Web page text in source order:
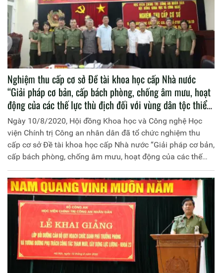
Nghiệm thu cấp cơ sở Đề tài khoa học cấp Nhà nước
“Giải pháp cơ bản, cấp bách phòng, chống âm mưu, hoạt
động của các thế lực thù địch đối với vùng dân tộc thiểu
số và miền núi nước ta hiện nay”
Ngày 10/8/2020, Hội đồng Khoa học và Công nghệ Học
viện Chính trị Công an nhân dân đã tổ chức nghiệm thu
cấp cơ sở Đề tài khoa học cấp Nhà nước “Giải pháp cơ bản,
cấp bách phòng, chống âm mưu, hoạt động của các thế
lực thù địch đối với vùng dân tộc thiểu số và miền núi nước
ta hiện nay”, mã số CTDT.48.18/16-20 do Học viện Chính
trị Công an nhân dân chủ trì và đồng chí Thiếu tướng, PGS.
TS Trần Xuân Dung, nguyên Phó Giám đốc Học viện Chính
trị Công an nhân dân làm Chủ nhiệm. Đồng chí Trung
tướng, PGS.TS Trần Vi Dân, Giám đốc Học viện Chính trị
Công an nhân dân làm Chủ tịch Hội đồng.